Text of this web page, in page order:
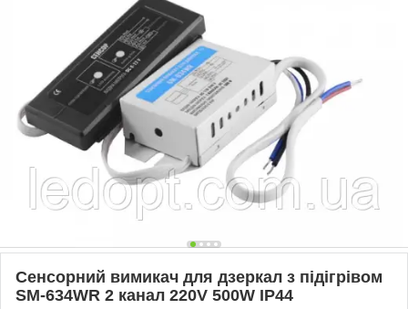
Сенсорний вимикач для дзеркал з підігрівом
SM-634WR 2 канал 220V 500W IP44